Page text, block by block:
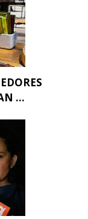
...